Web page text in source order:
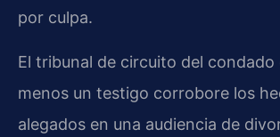
por culpa.
El tribunal de circuito del condado
menos un testigo corrobore los
alegados en una audiencia de